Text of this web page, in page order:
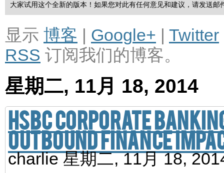
大家试用这个全新的版本！如果您对此有任何意见和建议，请发送邮
显示 博客 Google+ Twitter
RSS 订阅我们的博客。
星期二, 11月 18, 2014
HSBC corporate
outbound finance
charlie星期二, 11月 18,